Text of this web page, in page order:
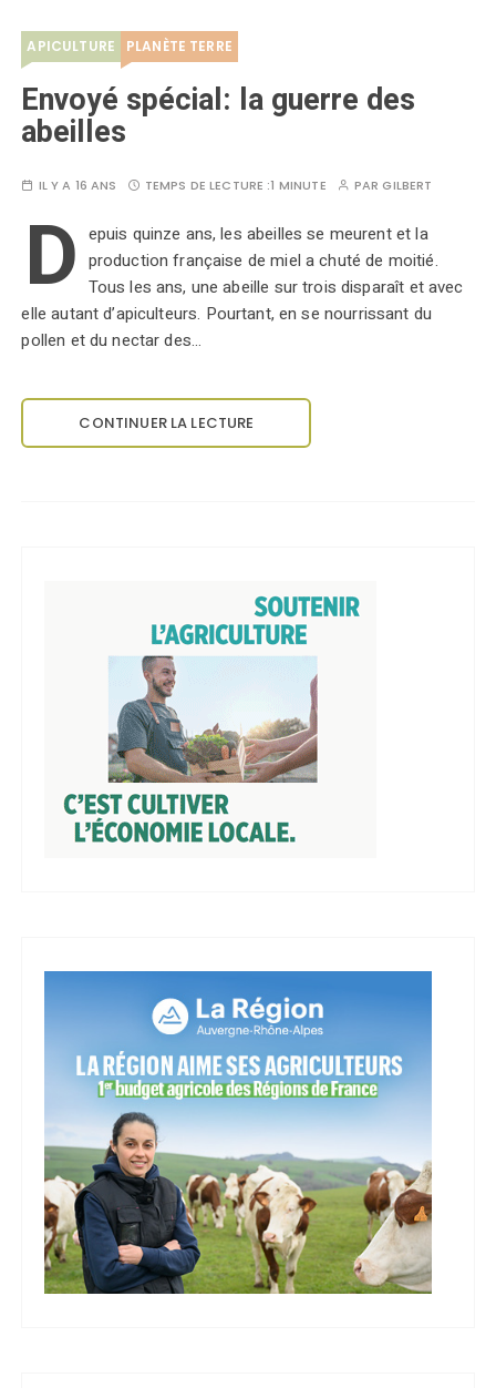
APICULTURE PLANÈTE TERRE
Envoyé spécial: la guerre des
abeilles
IL Y A 16 ANS TEMPS DE LECTURE :1 MINUTE PARGILBERT
D epuis quinze ans, les abeilles se meurent et la
production française de miel a chuté de moitié.
Tous les ans, une abeille sur trois disparaît et avec
elle autant d’apiculteurs. Pourtant, en se nourrissant du
pollen et du nectar des…
CONTINUER LA LECTURE